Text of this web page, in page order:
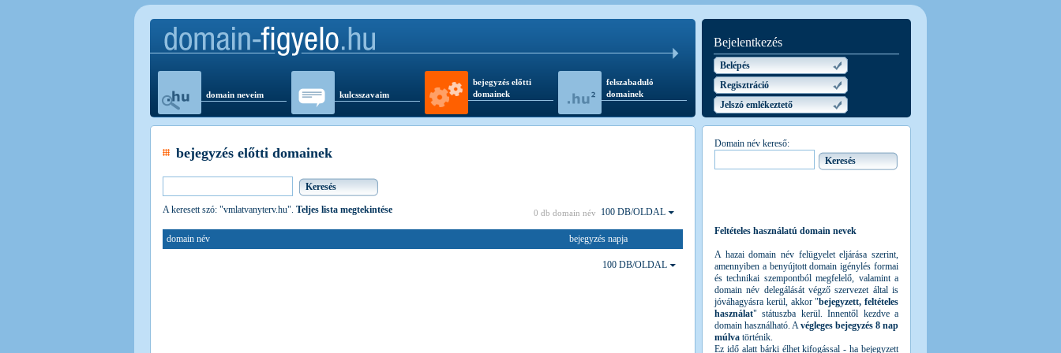
domain neveim kulcsszavaim
bejegyzés előtti
domainek
felszabaduló
domainek
Bejelentkezés
Belépés
Regisztráció
Jelszó emlékeztető
bejegyzés előtti domainek
A keresett szó: "vmlatvanyterv.hu". Teljes lista megtekintése 0 db domain név 100 DB/OLDAL
domain név bejegyzés napja
100 DB/OLDAL
Domain név kereső:
Feltételes használatú domain nevek
A hazai domain név felügyelet eljárása szerint,
amennyiben a benyújtott domain igénylés formai
és technikai szempontból megfelelő, valamint a
domain név delegálását végző szervezet által is
jóváhagyásra kerül, akkor "bejegyzett, feltételes
használat" státuszba kerül. Innentől kezdve a
domain használható. Avégleges bejegyzés 8 nap
múlva történik.
Ez idő alatt bárki élhet kifogással - ha bejegyzett